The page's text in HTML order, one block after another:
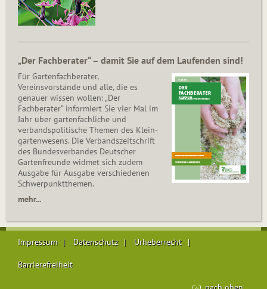
„Der Fachberater“ – damit Sie auf dem Laufenden sind!
Für Gartenfachberater,
Vereinsvorstände und alle, die es
genauer wissen wollen: „Der
Fachberater“ informiert Sie vier Mal im
Jahr über gartenfachliche und
verbandspolitische Themen des Klein­
gar­ten­wesens. Die Ver­bands­zeit­schrift
des Bun­des­ver­ban­des Deutscher
Gartenfreunde widmet sich zudem
Ausgabe für Ausgabe verschiedenen
Schwer­punkt­the­men.
mehr...
Impressum Datenschutz Urheberrecht
Barrierefreiheit